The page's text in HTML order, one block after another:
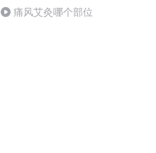
痛风艾灸哪个部位